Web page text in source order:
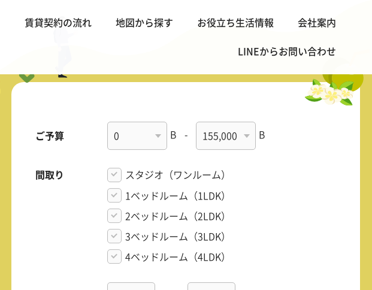
賃貸契約の流れ 地図から探す お役立ち生活情報 会社案内
LINEからお問い合わせ
ご予算 B - B
間取り スタジオ（ワンルーム）
1ベッドルーム（1LDK）
2ベッドルーム（2LDK）
3ベッドルーム（3LDK）
4ベッドルーム（4LDK）